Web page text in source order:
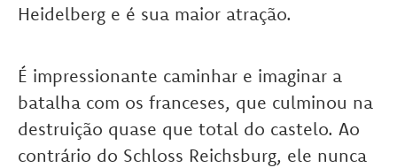
Heidelberg e é sua maior atração.
É impressionante caminhar e imaginar a
batalha com os franceses, que culminou na
destruição quase que total do castelo. Ao
contrário do Schloss Reichsburg, ele nunca